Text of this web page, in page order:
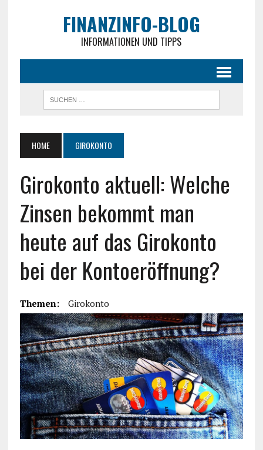
FINANZINFO-BLOG
INFORMATIONEN UND TIPPS
HOME GIROKONTO
Girokonto aktuell: Welche
Zinsen bekommt man
heute auf das Girokonto
bei der Kontoeröffnung?
Themen: Girokonto